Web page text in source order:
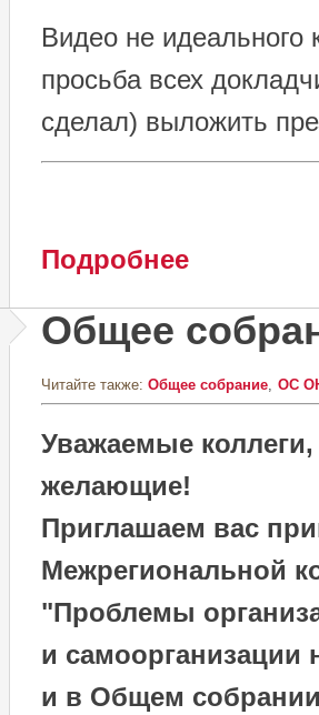
Видео не идеального
просьба всех
сделал) выложить
Подробнее
Общее
Читайте также: Общее собрание ОС
Уважаемые
желающие!
Приглашаем вас
Межрегиональной
"Проблемы
и самоорганизации
и в Общем